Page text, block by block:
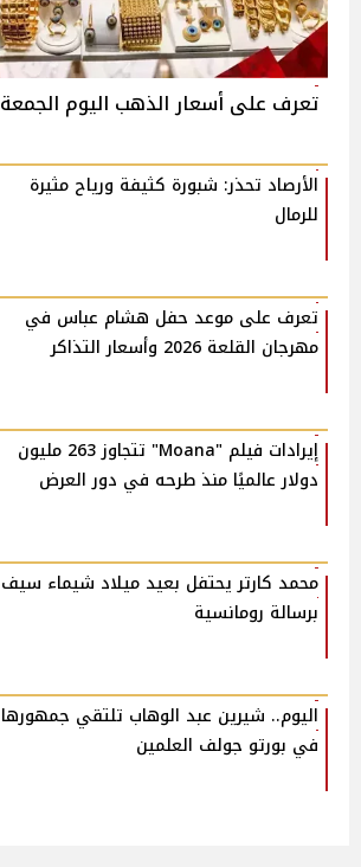
تعرف على أسعار الذهب اليوم الجمعة
الأرصاد تحذر: شبورة كثيفة ورياح مثيرة
للرمال
تعرف على موعد حفل هشام عباس في
مهرجان القلعة 2026 وأسعار التذاكر
إيرادات فيلم "Moana" تتجاوز 263 مليون
دولار عالميًا منذ طرحه في دور العرض
محمد كارتر يحتفل بعيد ميلاد شيماء سيف
برسالة رومانسية
اليوم.. شيرين عبد الوهاب تلتقي جمهورها
في بورتو جولف العلمين